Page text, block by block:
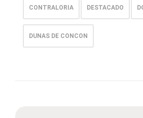
CONTRALORIA DESTACADO
DUNAS DE CONCON